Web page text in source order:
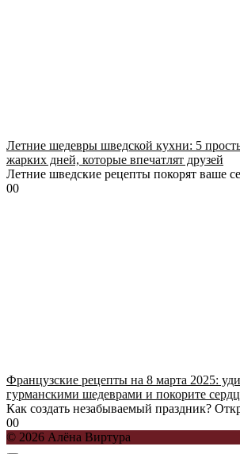
Летние шедевры шведской кухни: 5
жарких дней, которые впечатлят друзей
Летние шведские рецепты покорят ваше
00
Французские рецепты на 8 марта 2025:
гурманскими шедеврами и покорите
Как создать незабываемый праздник?
00
© 2026 Алёна Виртура